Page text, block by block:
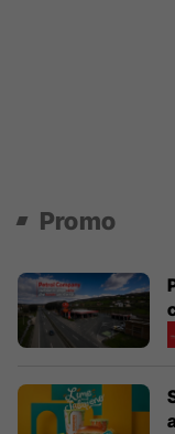
Promo